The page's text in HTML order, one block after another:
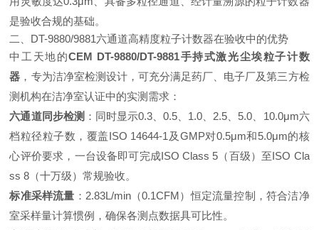
是验收合规的基础。
二、DT-9880/9881六通道高精度粒子计数器在验收中的优势
中工天地的CEM DT-9880/DT-9881手持式激光尘埃粒子计数
器 ，专为洁净室检测设计，可充分满足药厂、电子厂及第三方检
测机构在洁净室认证中的实测需求：
六通道同步检测 ：同时显示0.3、0.5、1.0、2.5、5.0、10.0μm六
档粒径粒子数，覆盖ISO 14644-1及GMP对0.5μm和5.0μm的核
心评价要求，一台设备即可完成ISO Class 5（百级）至ISO Cla
ss 8（十万级）常规验收。
标准采样流量 ：2.83L/min（0.1CFM）恒定流量控制，符合洁净
室采样量计算惯例，确保各测点数据具可比性。